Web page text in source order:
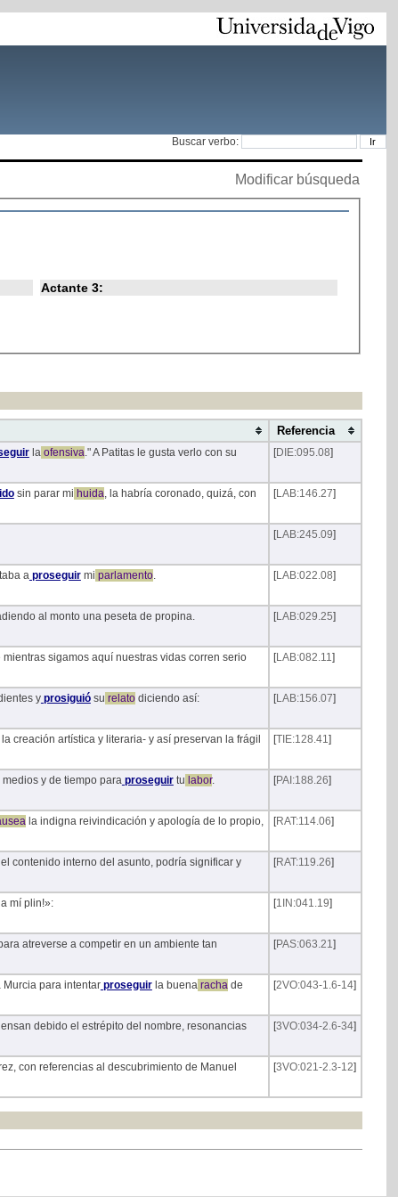
Buscar verbo:
Modificar búsqueda
Actante 3:
Referencia
laofensiva." A Patitas le gusta verlo con su
[DIE:095.08]
sin parar mi huida, la habría coronado, quizá, con
[LAB:146.27]
[LAB:245.09]
aproseguirmi parlamento. [LAB:022.08]
al monto una peseta de propina. [LAB:029.25]
sigamos aquí nuestras vidas corren serio
[LAB:082.11]
yprosiguiósu relatodiciendo así: [LAB:156.07]
creación artística y literaria- y así preservan la frágil
[TIE:128.41]
y de tiempo paraproseguirtu labor. [PAI:188.26]
la indigna reivindicación y apología de lo propio,
[RAT:114.06]
contenido interno del asunto, podría significar y
[RAT:119.26]
mí plin!»: [1IN:041.19]
atreverse a competir en un ambiente tan
[PAS:063.21]
para intentarproseguirla buenarachade
[2VO:043-1.6-14]
debido el estrépito del nombre, resonancias
[3VO:034-2.6-34]
con referencias al descubrimiento de Manuel
[3VO:021-2.3-12]